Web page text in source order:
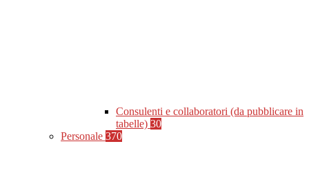
Consulenti e collaboratori (da pubblicare in
tabelle) 30
Personale 370